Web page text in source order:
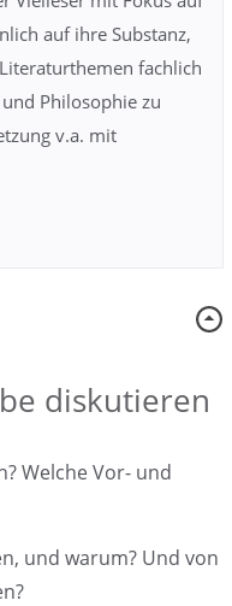
auf ihre Substanz,
fachlich
Philosophie zu
v.a. mit
diskutieren
Welche Vor- und
und warum? Und von